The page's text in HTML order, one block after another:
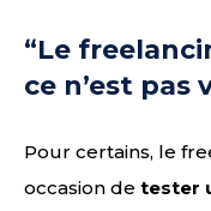
“Le
ce n’est pas
Pour certains, le
occasion de tester